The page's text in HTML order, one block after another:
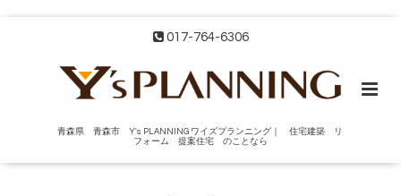
017-764-6306
青森県 青森市 Y's PLANNING ワイズプランニング｜ 住宅建築 リ
フォーム 提案住宅 のことなら